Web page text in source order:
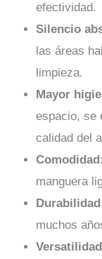
efectividad.
Silencio
las áreas
limpieza.
Mayor
espacio, se
calidad del
Comodidad:
manguera
muchos